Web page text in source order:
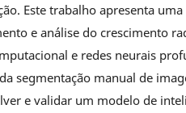
Este trabalho apresenta
e análise do crescimento
e redes neurais
segmentação manual de
e validar um modelo de